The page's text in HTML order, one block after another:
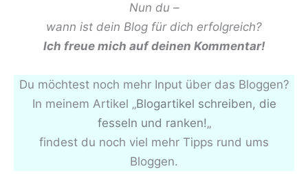
Nun du –
wann ist dein Blog für dich erfolgreich?
Ich freue mich auf deinen Kommentar!
Du möchtest noch mehr Input über das Bloggen?
In meinem Artikel „Blogartikel schreiben, die
fesseln und ranken!„
findest du noch viel mehr Tipps rund ums
Bloggen.